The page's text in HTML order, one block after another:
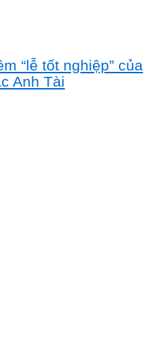
“lễ tốt nghiệp” của
Anh Tài